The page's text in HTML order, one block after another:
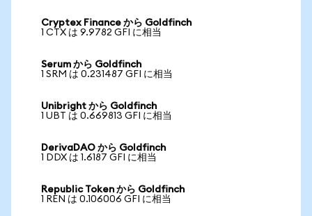
Cryptex Finance から Goldfinch
1 CTX は 9.9782 GFI に相当
Serum から Goldfinch
1 SRM は 0.231487 GFI に相当
Unibright から Goldfinch
1 UBT は 0.669813 GFI に相当
DerivaDAO から Goldfinch
1 DDX は 1.6187 GFI に相当
Republic Token から Goldfinch
1 REN は 0.106006 GFI に相当